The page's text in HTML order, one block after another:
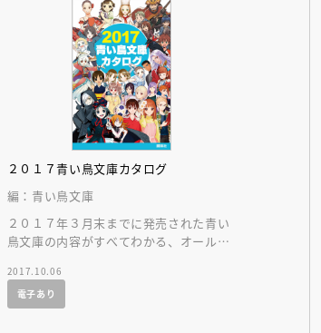
２０１７青い鳥文庫カタログ
編：青い鳥文庫
２０１７年３月末までに発売された青い
鳥文庫の内容がすべてわかる、オールカ
ず見つかります！
2017.10.06
電子あり
本新
作家
実践
会員限定 オンライン
アーカイブ配信中【第67回講談社児
童文学新人賞】受賞作家と前選考委
員に聞く「児童文学創作セミナー」